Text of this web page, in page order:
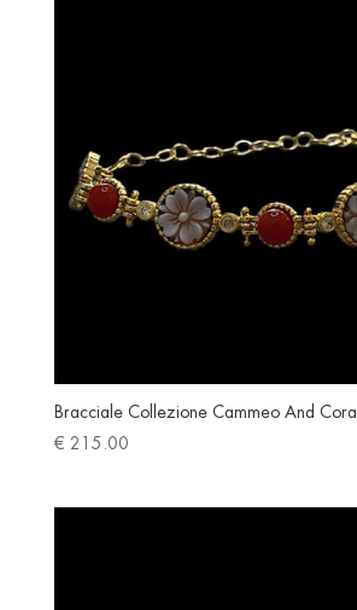
Bracciale Collezione Cammeo And Coral
€ 215.00